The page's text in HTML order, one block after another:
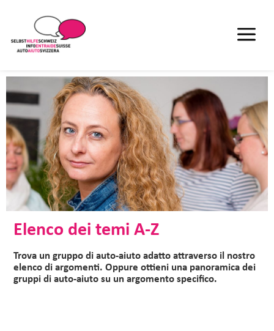
Elenco dei temi A-Z
Trova un gruppo di auto-aiuto adatto attraverso il nostro
elenco di argomenti. Oppure ottieni una panoramica dei
gruppi di auto-aiuto su un argomento specifico.